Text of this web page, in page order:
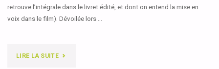
retrouve l’intégrale dans le livret édité, et dont on entend la mise en
voix dans le film). Dévoilée lors …
LIRE LA SUITE"L’EXPO